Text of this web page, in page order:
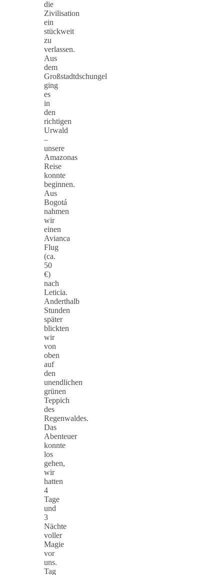
die
Zivilisation
ein
stückweit
zu
verlassen.
Aus
dem
Großstadtdschungel
ging
es
in
den
richtigen
Urwald
–
unsere
Amazonas
Reise
konnte
beginnen.
Aus
Bogotá
nahmen
wir
einen
Avianca
Flug
(ca.
50
€)
nach
Leticia.
Anderthalb
Stunden
später
blickten
wir
von
oben
auf
den
unendlichen
grünen
Teppich
des
Regenwaldes.
Das
Abenteuer
konnte
los
gehen,
wir
hatten
4
Tage
und
3
Nächte
voller
Magie
vor
uns.
Tag